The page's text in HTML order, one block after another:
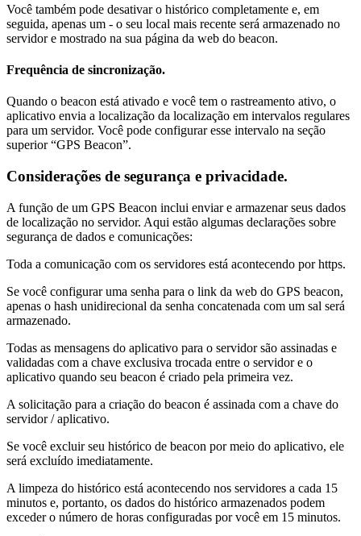
Você também pode desativar o histórico completamente e, em
seguida, apenas um - o seu local mais recente será armazenado no
servidor e mostrado na sua página da web do beacon.
Frequência de sincronização.
Quando o beacon está ativado e você tem o rastreamento ativo, o
aplicativo envia a localização da localização em intervalos regulares
para um servidor. Você pode configurar esse intervalo na seção
superior “GPS Beacon”.
Considerações de segurança e privacidade.
A função de um GPS Beacon inclui enviar e armazenar seus dados
de localização no servidor. Aqui estão algumas declarações sobre
segurança de dados e comunicações:
Toda a comunicação com os servidores está acontecendo por https.
Se você configurar uma senha para o link da web do GPS beacon,
apenas o hash unidirecional da senha concatenada com um sal será
armazenado.
Todas as mensagens do aplicativo para o servidor são assinadas e
validadas com a chave exclusiva trocada entre o servidor e o
aplicativo quando seu beacon é criado pela primeira vez.
A solicitação para a criação do beacon é assinada com a chave do
servidor / aplicativo.
Se você excluir seu histórico de beacon por meio do aplicativo, ele
será excluído imediatamente.
A limpeza do histórico está acontecendo nos servidores a cada 15
minutos e, portanto, os dados do histórico armazenados podem
exceder o número de horas configuradas por você em 15 minutos.